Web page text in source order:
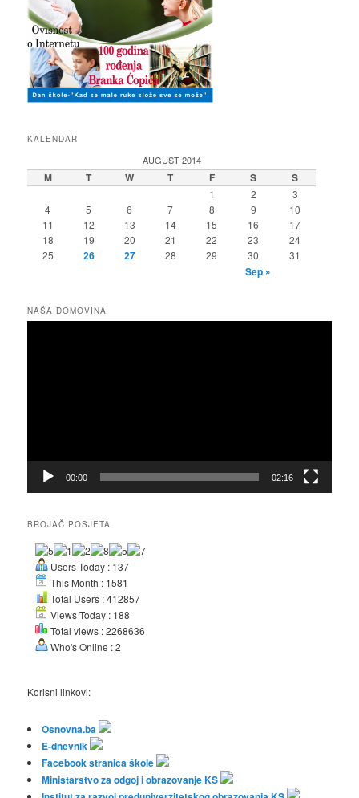
KALENDAR
AUGUST 2014
M T W T F S S
1 2
3
4
5 6 7 8 9
10
11
12 13 14 15 16
17
18
19 20 21 22 23
24
25
26 27 28 29 30 31
Sep »
NAŠA DOMOVINA
00:00 02:16
BROJAČ POSJETA
Users Today : 137
This Month : 1581
Total Users : 412857
Views Today : 188
Total views : 2268636
Who's Online : 2
Korisni linkovi:
Osnovna.ba
E-dnevnik
Facebook stranica škole
Ministarstvo za odgoj i obrazovanje KS